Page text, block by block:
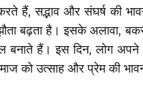
हैं, सद्भाव और संघर्ष की
बढ़ता है। इसके अलावा,
हैं। इस दिन, लोग अपने
को उत्साह और प्रेम की